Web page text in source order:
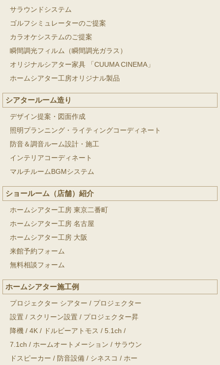
サラウンドシステム
ゴルフシミュレーターのご提案
カラオケシステムのご提案
瞬間調光フィルム（瞬間調光ガラス）
オリジナルシアター家具 「CUUMA CINEMA」
ホームシアター工房オリジナル製品
シアタールーム造り
デザイン提案・図面作成
照明プランニング・ライティングコーディネート
防音＆調音ルーム設計・施工
インテリアコーディネート
マルチルームBGMシステム
ショールーム（店舗）紹介
ホームシアター工房 東京二番町
ホームシアター工房 名古屋
ホームシアター工房 大阪
来館予約フォーム
無料相談フォーム
ホームシアター施工例
プロジェクター シアター / プロジェクター
設置 / スクリーン設置 / プロジェクター昇
降機 / 4K / ドルビーアトモス / 5.1ch /
7.1ch / ホームオートメーション / サラウン
ドスピーカー / 防音設備 / シネスコ / ホー